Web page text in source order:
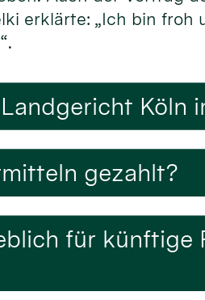
erklärte: „Ich bin
Köln
gezahlt?
für künftige